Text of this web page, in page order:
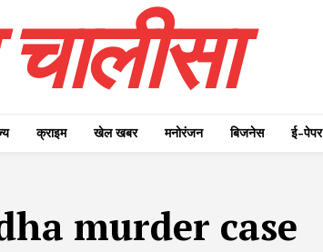
क्राइम खेल खबर मनोरंजन बिजनेस ई-पेपर
murder case